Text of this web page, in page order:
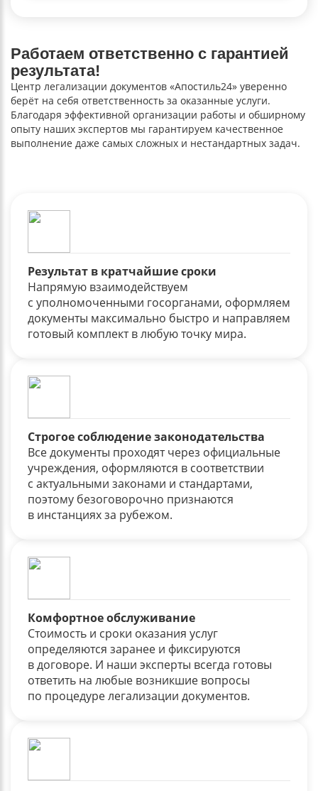
Работаем ответственно с гарантией
результата!
Центр легализации документов «Апостиль24» уверенно
берёт на себя ответственность за оказанные услуги.
Благодаря эффективной организации работы и обширному
опыту наших экспертов мы гарантируем качественное
выполнение даже самых сложных и нестандартных задач.
Результат в кратчайшие сроки
Напрямую взаимодействуем
с уполномоченными госорганами, оформляем
документы максимально быстро и направляем
готовый комплект в любую точку мира.
Строгое соблюдение законодательства
Все документы проходят через официальные
учреждения, оформляются в соответствии
с актуальными законами и стандартами,
поэтому безоговорочно признаются
в инстанциях за рубежом.
Комфортное обслуживание
Стоимость и сроки оказания услуг
определяются заранее и фиксируются
в договоре. И наши эксперты всегда готовы
ответить на любые возникшие вопросы
по процедуре легализации документов.